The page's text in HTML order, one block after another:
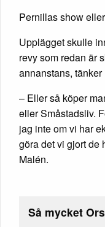
Pernillas show
Upplägget skulle
revy som redan är
annanstans, tänker
– Eller så köper
eller Småstadsliv.
jag inte om vi har
göra det vi gjort de
Malén.
Så mycket